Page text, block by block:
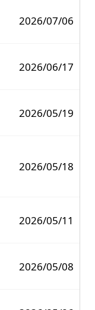
2026/07/06
2026/06/17
2026/05/19
2026/05/18
2026/05/11
2026/05/08